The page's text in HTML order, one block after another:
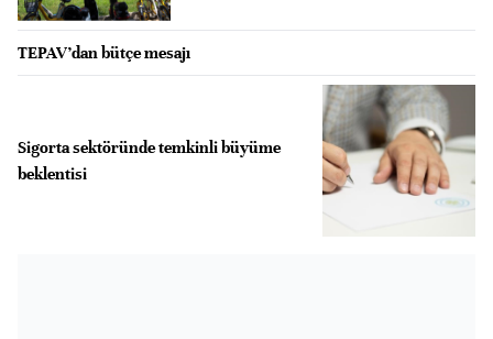
TEPAV’dan bütçe mesajı
Sigorta sektöründe temkinli büyüme
beklentisi